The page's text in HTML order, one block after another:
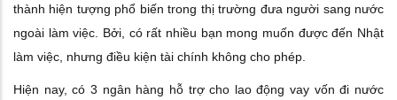
thành hiện tượng phổ biến trong thị trường đưa người sang nước
ngoài làm việc. Bởi, có rất nhiều bạn mong muốn được đến Nhật
làm việc, nhưng điều kiện tài chính không cho phép.
Hiện nay, có 3 ngân hàng hỗ trợ cho lao động vay vốn đi nước